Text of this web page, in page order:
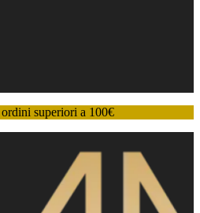
superiori a 100€